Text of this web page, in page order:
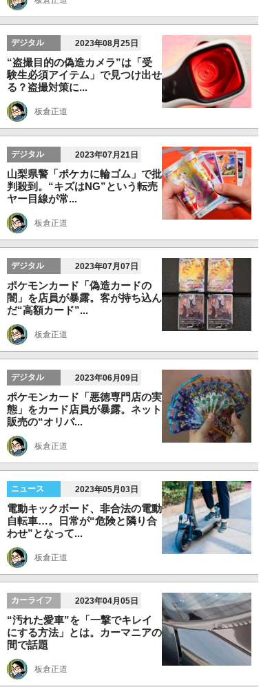
デジタル 2023年08月25日
“盗撮目的の偽造カメラ”は「受
験生必須アイテム」で見つけ出せ
る？盗撮対策に...
板倉正道
デジタル 2023年07月21日
山梨県警「ポケカに輪ゴム」で批
判殺到。“キズはNG”という転売
ヤー目線が常...
板倉正道
デジタル 2023年07月07日
ポケモンカード「偽造カードの
闇」を店員が暴露。客が持ち込ん
だ“高額カード”...
板倉正道
デジタル 2023年06月09日
ポケモンカード「悪徳専門店の実
態」をカード店員が暴露。ネット
販売の“オリパ...
板倉正道
ニュース 2023年05月03日
電動キックボード、非合法の電動
自転車…。日常が“危険と隣り合
わせ”となって...
板倉正道
カーライフ 2023年04月05日
“汚れた愛車”を「一撃でキレイ
にする方法」とは。カーマニアの
間で話題
板倉正道